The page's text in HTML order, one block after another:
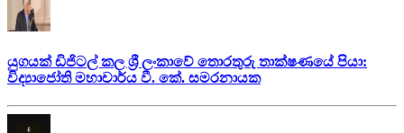
යුගයක් ඩිජිටල් කල ශ්‍රී ලංකාවේ තොරතුරු තාක්ෂණයේ පියා:
විද්‍යාජෝති මහාචාර්ය වී. කේ. සමරනායක